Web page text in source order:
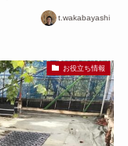
t.wakabayashi
お役立ち情報